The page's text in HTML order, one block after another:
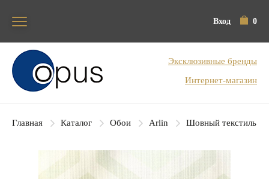
Вход 0
Блок поиска
Эксклюзивные бренды
Интернет-магазин
Главная Каталог Обои Arlin Шовный текстиль